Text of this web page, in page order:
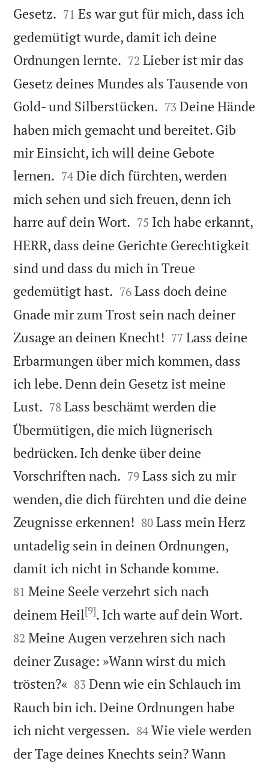
Gesetz. 

71 Es war gut für mich, dass ich
gedemütigt wurde, damit ich deine
Ordnungen lernte. 

72 Lieber ist mir das
Gesetz deines Mundes als Tausende von
Gold- und Silberstücken. 

73 Deine Hände
haben mich gemacht und bereitet. Gib
mir Einsicht, ich will deine Gebote
lernen. 

74 Die dich fürchten, werden
mich sehen und sich freuen, denn ich
harre auf dein Wort. 

75 Ich habe erkannt,
HERR, dass deine Gerichte Gerechtigkeit
sind und dass du mich in Treue
gedemütigt hast. 

76 Lass doch deine
Gnade mir zum Trost sein nach deiner
Zusage an deinen Knecht! 

77 Lass deine
Erbarmungen über mich kommen, dass
ich lebe. Denn dein Gesetz ist meine
Lust. 

78 Lass beschämt werden die
Übermütigen, die mich lügnerisch
bedrücken. Ich denke über deine
Vorschriften nach. 

79 Lass sich zu mir
wenden, die dich fürchten und die deine
Zeugnisse erkennen! 

80 Lass mein Herz
untadelig sein in deinen Ordnungen,
damit ich nicht in Schande komme.
81 Meine Seele verzehrt sich nach
deinem Heil[9]. Ich warte auf dein Wort.
82 Meine Augen verzehren sich nach
deiner Zusage: »Wann wirst du mich
trösten?« 

83 Denn wie ein Schlauch im
Rauch bin ich. Deine Ordnungen habe
ich nicht vergessen. 

84 Wie viele werden
der Tage deines Knechts sein? Wann